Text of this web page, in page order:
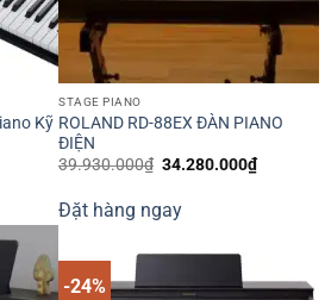
Kỹ
STAGE PIANO
ROLAND RD-88EX ĐÀN PIANO
ĐIỆN
39.930.000₫ Giá
39.930.000₫.
34.280.000₫Giá
hiện
Đặt hàng ngay
-24%